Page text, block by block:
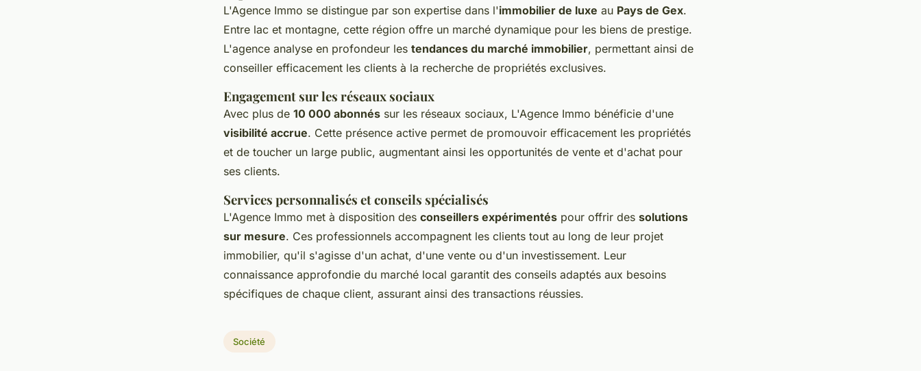
L'Agence Immo se distingue par son expertise dans l'immobilier de luxe au Pays de Gex.
Entre lac et montagne, cette région offre un marché dynamique pour les biens de prestige.
L'agence analyse en profondeur les tendances du marché immobilier, permettant ainsi de
conseiller efficacement les clients à la recherche de propriétés exclusives.
Engagement sur les réseaux sociaux
Avec plus de 10 000 abonnés sur les réseaux sociaux, L'Agence Immo bénéficie d'une
visibilité accrue. Cette présence active permet de promouvoir efficacement les propriétés
et de toucher un large public, augmentant ainsi les opportunités de vente et d'achat pour
ses clients.
Services personnalisés et conseils spécialisés
L'Agence Immo met à disposition des conseillers expérimentés pour offrir des solutions
sur mesure. Ces professionnels accompagnent les clients tout au long de leur projet
immobilier, qu'il s'agisse d'un achat, d'une vente ou d'un investissement. Leur
connaissance approfondie du marché local garantit des conseils adaptés aux besoins
spécifiques de chaque client, assurant ainsi des transactions réussies.
Société